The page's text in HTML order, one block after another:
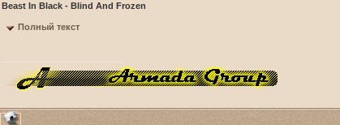
Beast In Black - Blind And Frozen
Полный текст